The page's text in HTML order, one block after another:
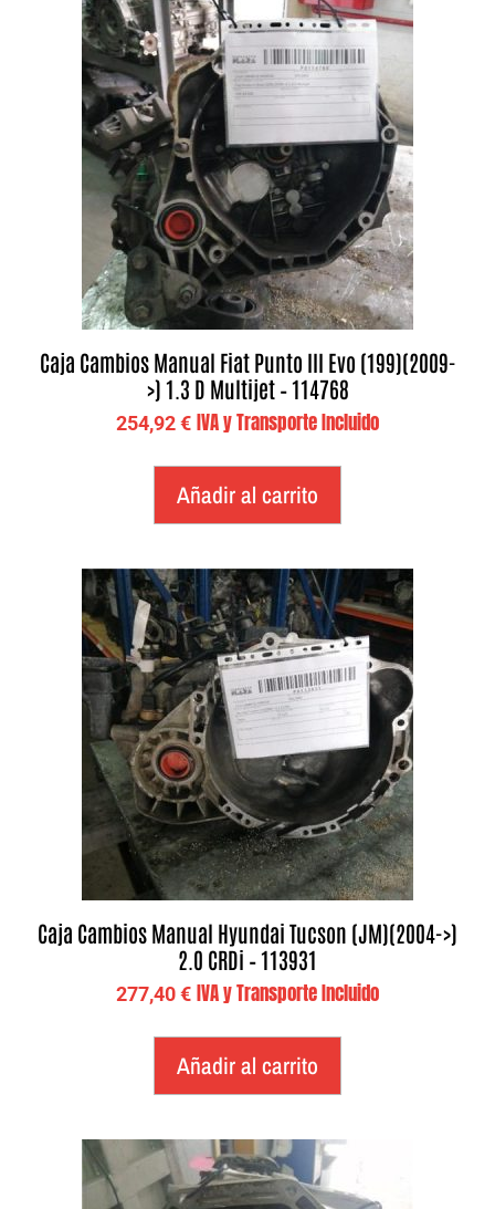
Caja Cambios Manual Fiat Punto III Evo (199)(2009-
>) 1.3 D Multijet – 114768
254,92€ IVA y Transporte Incluido
Añadir al carrito
Caja Cambios Manual Hyundai Tucson (JM)(2004->)
2.0 CRDi – 113931
277,40€ IVA y Transporte Incluido
Añadir al carrito